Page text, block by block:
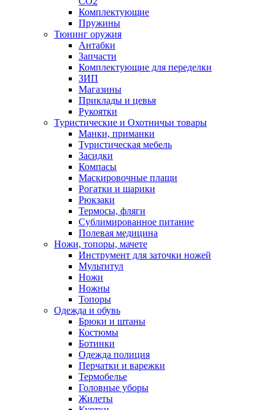
Комплектующие
Пружины
Тюнинг оружия
Антабки
Запчасти
Комплектующие для переделки
ЗИП
Магазины
Приклады и цевья
Рукоятки
Туристические и Охотничьи товары
Манки, приманки
Туристическая мебель
Засидки
Компасы
Маскировочные плащи
Рогатки и шарики
Рюкзаки
Термосы, фляги
Сублимированное питание
Полевая медицина
Ножи, топоры, мачете
Инструмент для заточки ножей
Мультитул
Ножи
Ножны
Топоры
Одежда и обувь
Брюки и штаны
Костюмы
Ботинки
Одежда полиция
Перчатки и варежки
Термобелье
Головные уборы
Жилеты